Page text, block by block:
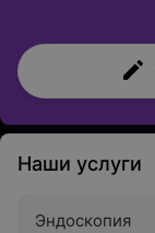
Наши услуги
Эндоскопия